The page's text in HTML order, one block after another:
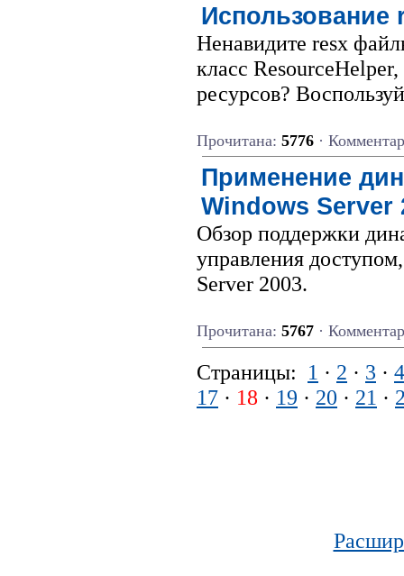
Использование
Ненавидите resx
класс
ресурсов?
Прочитана: 5776 ·
Применение
Windows Server
Обзор поддержки
управления
Server 2003.
Прочитана: 5767 ·
Страницы: 1 · 2 · 3 · 4
17 · 18 · 19 · 20 · 21 ·